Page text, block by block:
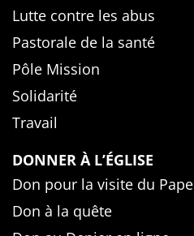
Lutte contre les abus
Pastorale de la santé
Pôle Mission
Solidarité
Travail
DONNER À L’ÉGLISE
Don pour la visite du Pape
Don à la quête